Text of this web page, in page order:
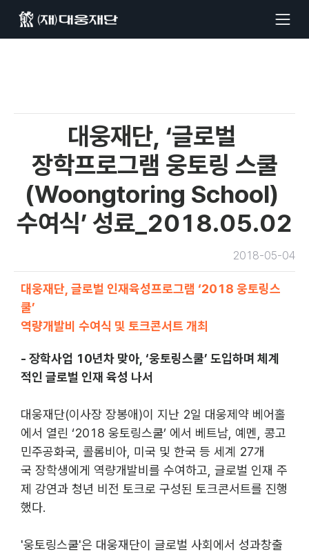
대웅재단, ‘글로벌
장학프로그램 웅토링 스쿨
(Woongtoring School)
수여식’ 성료_2018.05.02
2018-05-04
대웅재단, 글로벌 인재육성프로그램 ‘2018 웅토링스
쿨’
역량개발비 수여식 및 토크콘서트 개최
- 장학사업 10년차 맞아, ‘웅토링스쿨’ 도입하며 체계
적인 글로벌 인재 육성 나서
대웅재단(이사장 장봉애)이 지난 2일 대웅제약 베어홀
에서 열린 ‘2018 웅토링스쿨’ 에서 베트남, 예멘, 콩고
민주공화국, 콜롬비아, 미국 및 한국 등 세계 27개
국 장학생에게 역량개발비를 수여하고, 글로벌 인재 주
제 강연과 청년 비전 토크로 구성된 토크콘서트를 진행
했다.
'웅토링스쿨'은 대웅재단이 글로벌 사회에서 성과창출